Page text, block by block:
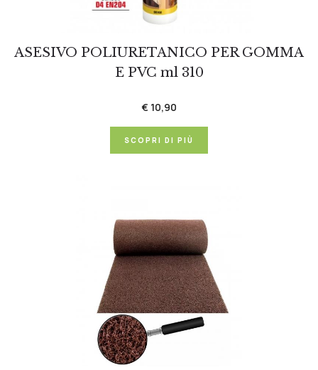
ASESIVO POLIURETANICO PER GOMMA
E PVC ml 310
€ 10,90
SCOPRI DI PIÙ